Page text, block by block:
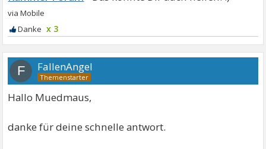
x 3
F FallenAngel
Hallo Muedmaus,
danke für deine schnelle antwort.